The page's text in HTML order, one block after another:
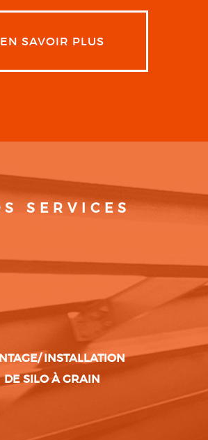
EN SAVOIR PLUS
SERVICES
INSTALLATION
DE SILO À GRAIN